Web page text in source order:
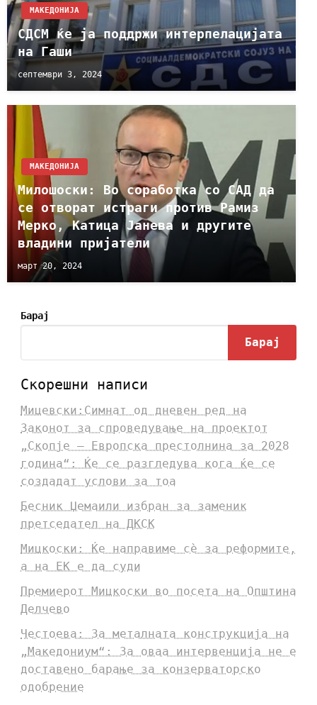
МАКЕДОНИЈА
СДСМ ќе ја поддржи интерпелацијата
на Гаши
септември 3, 2024
МАКЕДОНИЈА
Милошоски: Во соработка со САД да
се отворат истраги против Рамиз
Мерко, Катица Јанева и другите
владини пријатели
март 20, 2024
Барај
Барај
Скорешни написи
Мицевски:Симнат од дневен ред на
Законот за спроведување на проектот
„Скопје – Европска престолнина за 2028
година“: Ќе се разгледува кога ќе се
создадат услови за тоа
Бесник Џемаили избран за заменик
претседател на ДКСК
Мицкоски: Ќе направиме сè за реформите,
а на ЕК е да суди
Премиерот Мицкоски во посета на Општина
Делчево
Честоева: За металната конструкција на
„Македониум“: За оваа интервенција не е
доставено барање за конзерваторско
одобрение